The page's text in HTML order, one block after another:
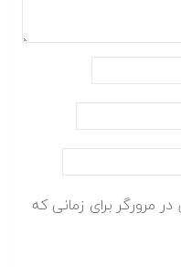
مرورگر برای زمانی که